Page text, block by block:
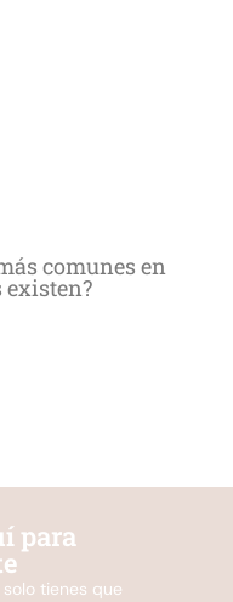
comunes en
existen?
para
tienes que